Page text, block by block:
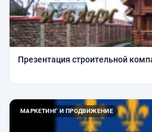
Презентация строительной
МАРКЕТИНГ И ПРОДВИЖЕНИЕ